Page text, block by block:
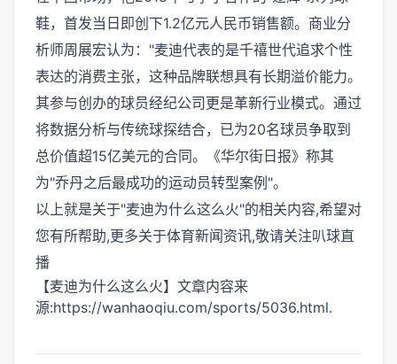
鞋，首发当日即创下1.2亿元人民币销售额。商业分
析师周展宏认为："麦迪代表的是千禧世代追求个性
表达的消费主张，这种品牌联想具有长期溢价能力。
其参与创办的球员经纪公司更是革新行业模式。通过
将数据分析与传统球探结合，已为20名球员争取到
总价值超15亿美元的合同。《华尔街日报》称其
为"乔丹之后最成功的运动员转型案例"。
以上就是关于"麦迪为什么这么火"的相关内容,希望对
您有所帮助,更多关于体育新闻资讯,敬请关注叭球直
播
【麦迪为什么这么火】文章内容来
源:https://wanhaoqiu.com/sports/5036.html.